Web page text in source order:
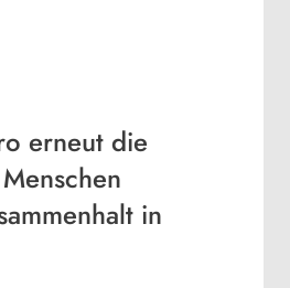
erneut die
in